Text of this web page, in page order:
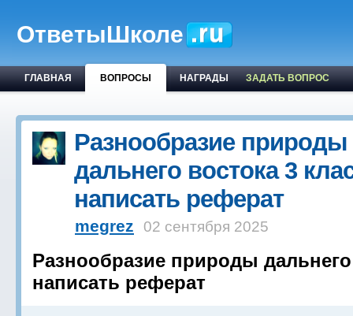
ОтветыШколе
ГЛАВНАЯ ВОПРОСЫ НАГРАДЫ ЗАДАТЬ ВОПРОС
Разнообразие природы
дальнего востока 3
написать реферат
megrez 02 сентября 2025
Разнообразие природы дальнего
написать реферат